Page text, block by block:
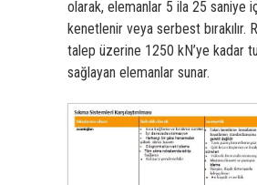
olarak, elemanlar 5 ila 25 saniye
kenetlenir veya serbest bırakılır.
talep üzerine 1250 kN’ye kadar
sağlayan elemanlar sunar.­